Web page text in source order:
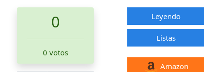
0
0 votos
Leyendo
Listas
Amazon